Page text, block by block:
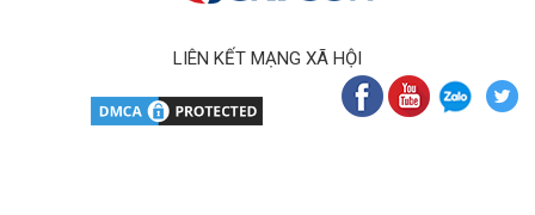
LIÊN KẾT MẠNG XÃ HỘI